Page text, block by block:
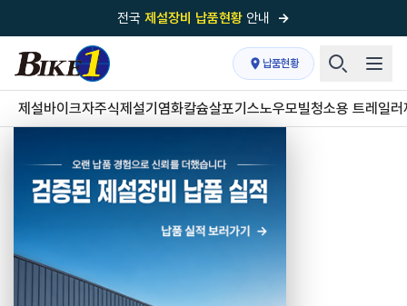
전국 제설장비 납품현황 안내 →
국내 1위 제설장비 제작 전문업체 (주)바이크원
제설 현장의 정답!다목적 차량의 표준!
전국제설장비 납품현황안내→
'국내 유일'의 특허 제설 시스템보유기업
전국이 선택한제설·다목적 장비 전문기업
납품현황
제설바이크자주식제설기 염화칼슘살포기 스노우모빌청소용 트레일러